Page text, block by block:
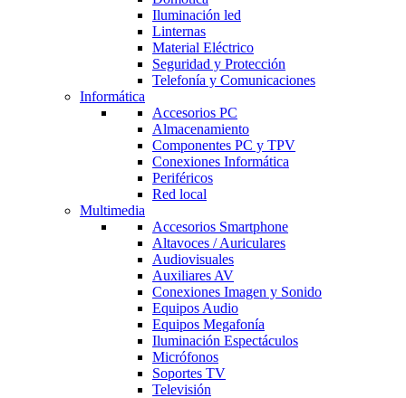
Iluminación led
Linternas
Material Eléctrico
Seguridad y Protección
Telefonía y Comunicaciones
Informática
Accesorios PC
Almacenamiento
Componentes PC y TPV
Conexiones Informática
Periféricos
Red local
Multimedia
Accesorios Smartphone
Altavoces / Auriculares
Audiovisuales
Auxiliares AV
Conexiones Imagen y Sonido
Equipos Audio
Equipos Megafonía
Iluminación Espectáculos
Micrófonos
Soportes TV
Televisión